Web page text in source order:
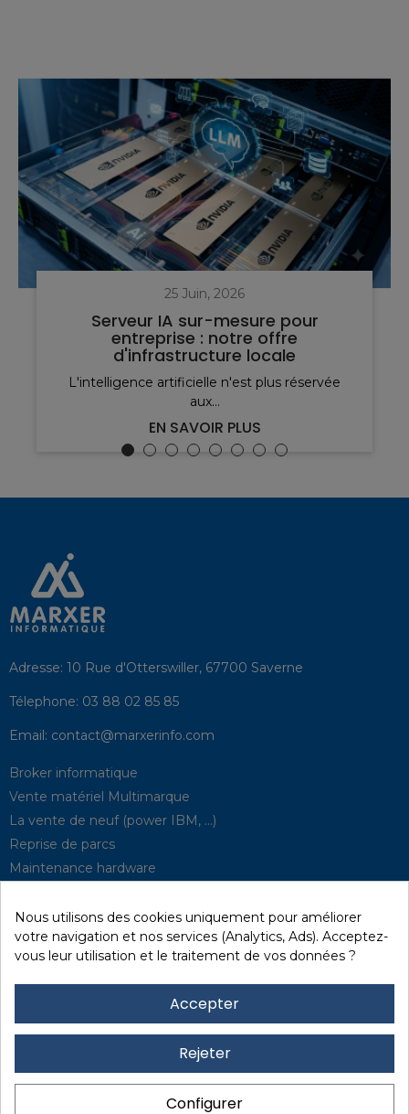
25 Juin, 2026
Serveur IA sur-mesure pour
entreprise : notre offre
d'infrastructure locale
L'intelligence artificielle n'est plus réservée
aux...
EN SAVOIR PLUS
Adresse: 10 Rue d'Otterswiller, 67700 Saverne
Télephone: 03 88 02 85 85
Email: contact@marxerinfo.com​
Broker informatique
Vente matériel Multimarque
La vente de neuf (power IBM, …)
Reprise de parcs
Maintenance hardware
Solutions de P.R.A
Quick / EDD, Syncsort
Location
Nous utilisons des cookies uniquement pour améliorer
votre navigation et nos services (Analytics, Ads). Acceptez-
vous leur utilisation et le traitement de vos données ?
Accepter
Rejeter
Configurer